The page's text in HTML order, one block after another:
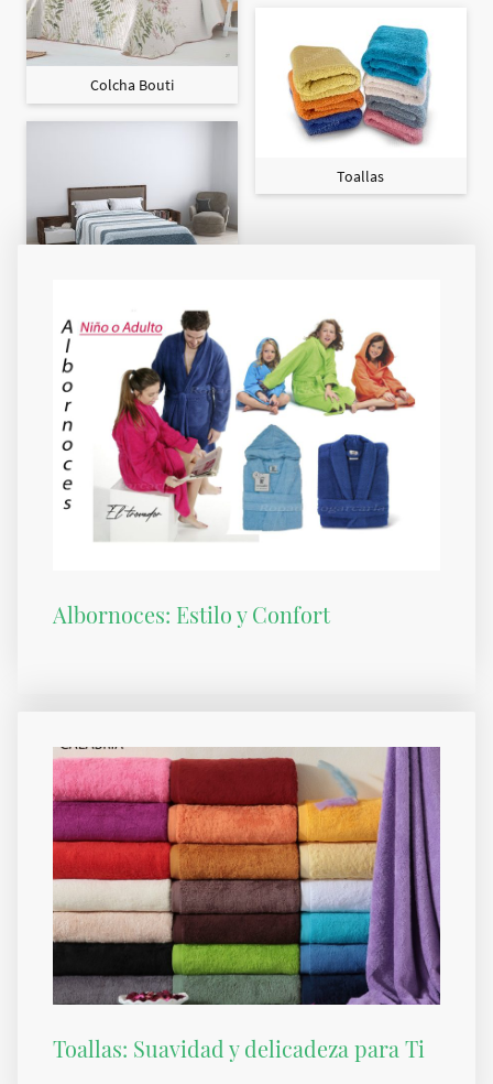
Colcha Bouti
Colcha Maxi
Toallas
Albornoces: Estilo y Confort
Toallas: Suavidad y delicadeza para Ti